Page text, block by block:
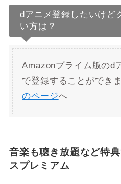
dアニメ登録したいけど
い方は？
Amazonプライム版のd
で登録することができ
のページへ
音楽も聴き放題など特
スプレミアム